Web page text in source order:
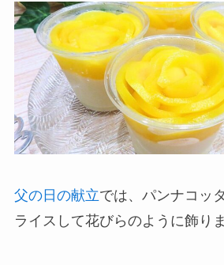
父の日の献立では、パンナコッ
ライスして花びらのように飾り